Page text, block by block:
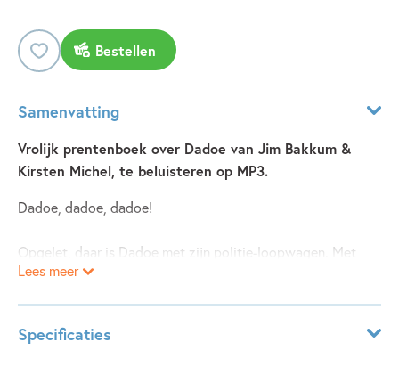
Bestellen
Samenvatting
Vrolijk prentenboek over Dadoe van Jim Bakkum &
Kirsten Michel, te beluisteren op MP3.
Dadoe, dadoe, dadoe!
Opgelet, daar is Dadoe met zijn politie-loopwagen. Met
zijn buurmeisje Didi en zijn ondeugende hondje Toby
is aan het eind van de dag nog lang niet moe!
Lees meer
Specificaties